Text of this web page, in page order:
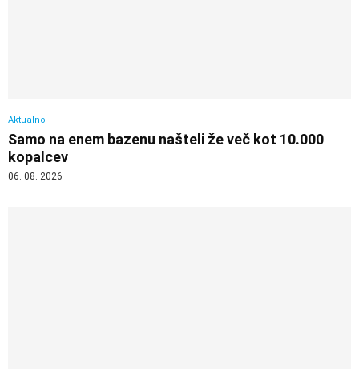
Aktualno
Samo na enem bazenu našteli že več kot 10.000
kopalcev
06. 08. 2026